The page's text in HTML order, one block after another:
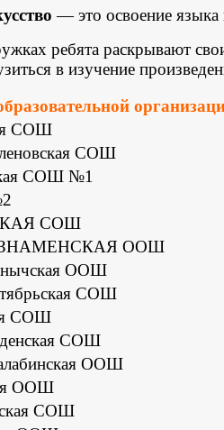
— это освоение языка
ребята раскрывают
в изучение
СОШ
СОШ
СОШ №1
СОШ
ООШ
ООШ
СОШ
СОШ
СОШ
ООШ
ООШ
СОШ